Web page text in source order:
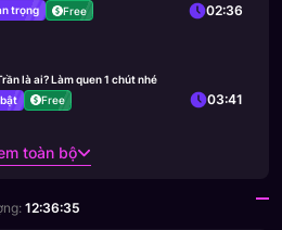
trọng
Free 02:36
là ai? Làm quen 1 chút nhé
Free 03:41
toàn bộ
12:36:35